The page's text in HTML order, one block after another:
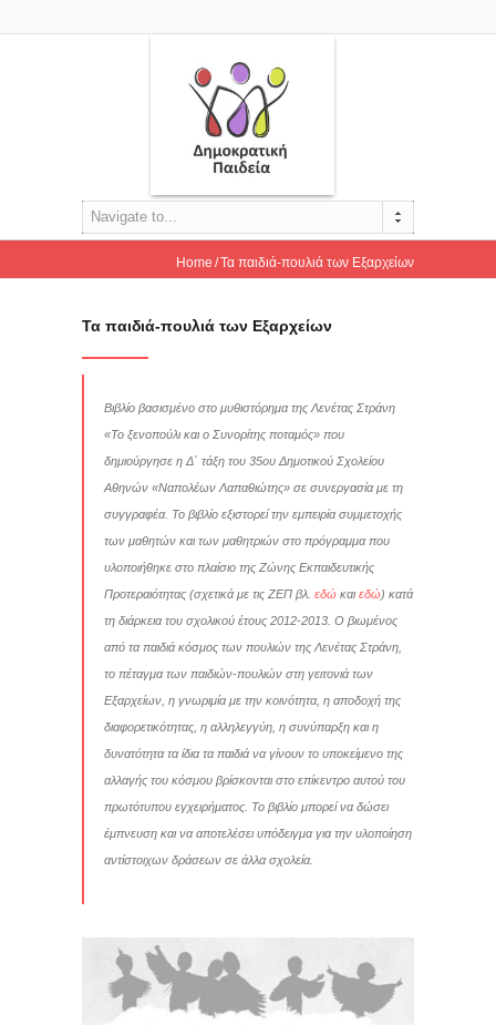
Navigate to...
Home Τα παιδιά-πουλιά των Εξαρχείων
Τα παιδιά-πουλιά των Εξαρχείων
Βιβλίο βασισμένο στο μυθιστόρημα της Λενέτας Στράνη
«Το ξενοπούλι και ο Συνορίτης ποταμός» που
δημιούργησε η Δ΄ τάξη του 35ου Δημοτικού Σχολείου
Αθηνών «Ναπολέων Λαπαθιώτης» σε συνεργασία με τη
συγγραφέα. Το βιβλίο εξιστορεί την εμπειρία συμμετοχής
των μαθητών και των μαθητριών στο πρόγραμμα που
υλοποιήθηκε στο πλαίσιο της Ζώνης Εκπαιδευτικής
Προτεραιότητας (σχετικά με τις ΖΕΠ βλ. εδώ και εδώ) κατά
τη διάρκεια του σχολικού έτους 2012-2013. Ο βιωμένος
από τα παιδιά κόσμος των πουλιών της Λενέτας Στράνη,
το πέταγμα των παιδιών-πουλιών στη γειτονιά των
Εξαρχείων, η γνωριμία με την κοινότητα, η αποδοχή της
διαφορετικότητας, η αλληλεγγύη, η συνύπαρξη και η
δυνατότητα τα ίδια τα παιδιά να γίνουν το υποκείμενο της
αλλαγής του κόσμου βρίσκονται στο επίκεντρο αυτού του
πρωτότυπου εγχειρήματος. Το βιβλίο μπορεί να δώσει
έμπνευση και να αποτελέσει υπόδειγμα για την υλοποίηση
αντίστοιχων δράσεων σε άλλα σχολεία.